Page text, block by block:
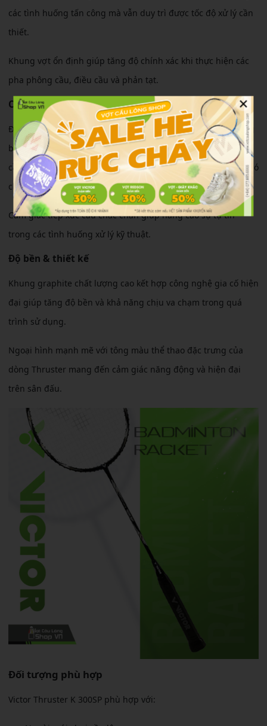
các tình huống tấn công mà vẫn duy trì được tốc độ xử lý cần
thiết.
Khung vợt ổn định giúp tăng độ chính xác khi thực hiện các
pha phông cầu, điều cầu và phản tạt.
Cảm giác sử dụng
Độ cứng trung bình giúp cây vợt dễ làm quen ngay từ những
buổi tập đầu tiên. Vợt hỗ trợ lực tốt, giúp người chơi không
cần sử dụng quá nhiều sức nhưng vẫn tạo được đường cầu có
chất lượng.
Cảm giác tiếp xúc cầu chắc chắn giúp nâng cao sự tự tin
trong các tình huống xử lý kỹ thuật.
Độ bền & thiết kế
Khung graphite chất lượng cao kết hợp công nghệ gia cố hiện
đại giúp tăng độ bền và khả năng chịu va chạm trong quá
trình sử dụng.
Ngoại hình mạnh mẽ với tông màu thể thao đặc trưng của
dòng Thruster mang đến cảm giác năng động và hiện đại
trên sân đấu.
Đối tượng phù hợp
Victor Thruster K 300SP phù hợp với:
×